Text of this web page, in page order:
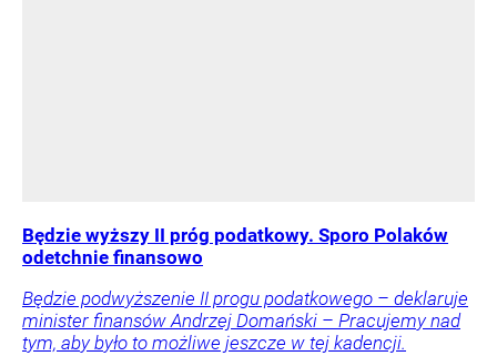
Będzie wyższy II próg podatkowy. Sporo Polaków
odetchnie finansowo
Będzie podwyższenie II progu podatkowego – deklaruje
minister finansów Andrzej Domański – Pracujemy nad
tym, aby było to możliwe jeszcze w tej kadencji.